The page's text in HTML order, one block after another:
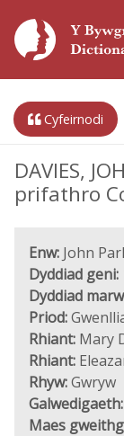
Cyfeirnodi
DAVIES,
prifathro
Enw: John
Dyddiad geni:
Dyddiad
Priod:
Rhiant: Mary
Rhiant:
Rhyw:Gwryw
Galwedigaeth:
Maes